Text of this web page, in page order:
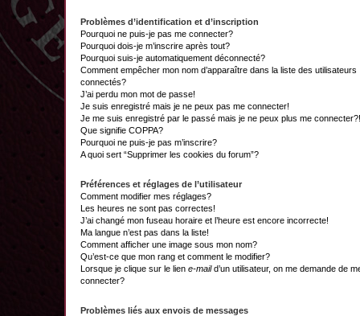
Problèmes d’identification et d’inscription
Pourquoi ne puis-je pas me connecter?
Pourquoi dois-je m’inscrire après tout?
Pourquoi suis-je automatiquement déconnecté?
Comment empêcher mon nom d’apparaître dans la liste des utilisateurs
connectés?
J’ai perdu mon mot de passe!
Je suis enregistré mais je ne peux pas me connecter!
Je me suis enregistré par le passé mais je ne peux plus me connecter?!
Que signifie COPPA?
Pourquoi ne puis-je pas m’inscrire?
A quoi sert “Supprimer les cookies du forum”?
Préférences et réglages de l’utilisateur
Comment modifier mes réglages?
Les heures ne sont pas correctes!
J’ai changé mon fuseau horaire et l’heure est encore incorrecte!
Ma langue n’est pas dans la liste!
Comment afficher une image sous mon nom?
Qu’est-ce que mon rang et comment le modifier?
Lorsque je clique sur le lien e-maild’un utilisateur, on me demande de
connecter?
Problèmes liés aux envois de messages